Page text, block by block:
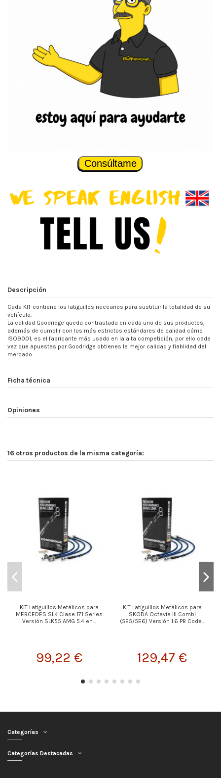
Consúltame
Descripción
Cada KIT contiene los latiguillos necearios para sustituir la totalidad de su
vehículo.
La calidad Goodridge queda contrastada en cada uno de sus productos,
además de cumplir con los más estrictos estándares de calidad cómo
ISO9001, es el fabricante más usado en la alta competición, por ello cada
vez que apuestas por Goodridge obtienes la mejor calidad y fiablidad del
mercado.
Ficha técnica
Opiniones
16 otros productos de la misma categoría:
KIT Latiguillos Metálicos para
MERCEDES SLK Clase 171 Series
Versión SLK55 AMG 5.4 en...
99,22 €
KIT Latiguillos Metálicos para
SKODA Octavia III Combi
(5E5/5E6) Versión 1.6 PR Code...
129,47 €
Categorías
Categorías Destacadas